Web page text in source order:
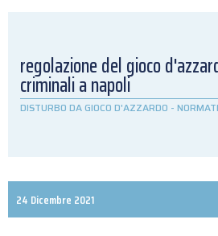
regolazione del gioco
criminali a napoli
DISTURBO DA GIOCO D'AZZARDO -
24 Dicembre 2021